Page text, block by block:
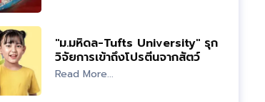
"ม.มหิดล-Tufts University" รุก
วิจัยการเข้าถึงโปรตีนจากสัตว์
Read More...